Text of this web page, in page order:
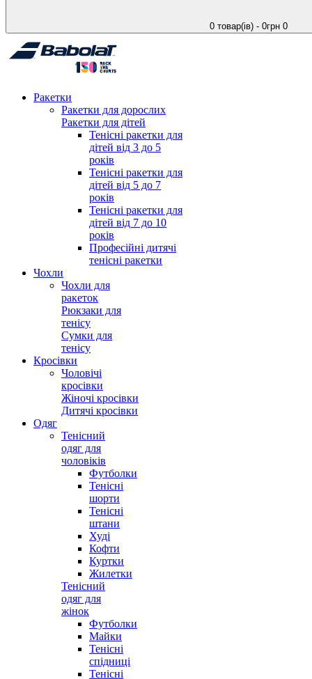
0 товар(ів) - 0грн 0
Ракетки
Ракетки для дорослих
Ракетки для дітей
Тенісні ракетки для
дітей від 3 до 5
років
Тенісні ракетки для
дітей від 5 до 7
років
Тенісні ракетки для
дітей від 7 до 10
років
Професійні дитячі
тенісні ракетки
Чохли
Чохли для
ракеток
Рюкзаки для
тенісу
Сумки для
тенісу
Кросівки
Чоловічі
кросівки
Жіночі кросівки
Дитячі кросівки
Одяг
Тенісний
одяг для
чоловіків
Футболки
Тенісні
шорти
Тенісні
штани
Худі
Кофти
Куртки
Жилетки
Тенісний
одяг для
жінок
Футболки
Майки
Тенісні
спідниці
Тенісні